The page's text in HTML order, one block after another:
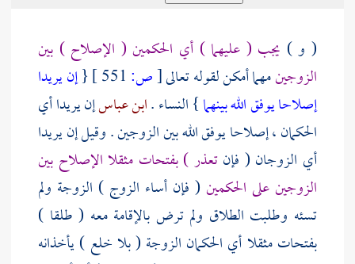
( و ) يجب ( عليهما ) أي الحكمين ( الإصلاح ) بين
الزوجينمهما أمكن لقوله تعالى[ص: {إن يريدا
إصلاحا يوفق الله بينهما} النساء .ابن عباسإن يريدا أي
الحكمان ، إصلاحا يوفق الله بين الزوجين . وقيل إن يريدا
أي الزوجان ( فإنتعذر ) بفتحات مثقلا الإصلاح بين
الزوجين على الحكمين ( فإن أساء الزوج ) الزوجة ولم
تسئه وطلبت الطلاق ولم ترض بالإقامة معه ( طلقا )
بفتحات مثقلا أي الحكمان الزوجة ( بلا خلع ) يأخذانه